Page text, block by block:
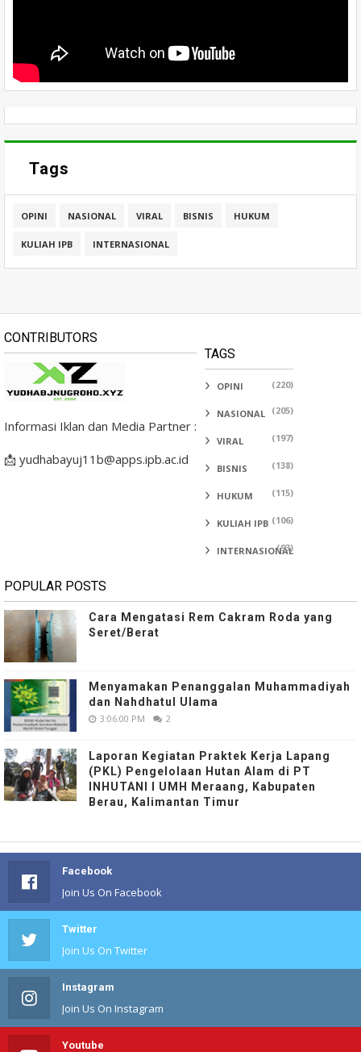
Tags
OPINI NASIONAL VIRAL BISNIS HUKUM
KULIAH IPB INTERNASIONAL
CONTRIBUTORS
Informasi Iklan dan Media Partner :
📩 yudhabayuj11b@apps.ipb.ac.id
TAGS
OPINI (220)
NASIONAL (205)
VIRAL (197)
BISNIS (138)
HUKUM (115)
KULIAH IPB (106)
INTERNASIONAL
(93)
POPULAR POSTS
Cara Mengatasi Rem Cakram Roda yang
Seret/Berat
Menyamakan Penanggalan Muhammadiyah
dan Nahdhatul Ulama
3:06:00 PM 2
Laporan Kegiatan Praktek Kerja Lapang
(PKL) Pengelolaan Hutan Alam di PT
INHUTANI I UMH Meraang, Kabupaten
Berau, Kalimantan Timur
Facebook
Join Us On Facebook
Twitter
Join Us On Twitter
Instagram
Join Us On Instagram
Youtube